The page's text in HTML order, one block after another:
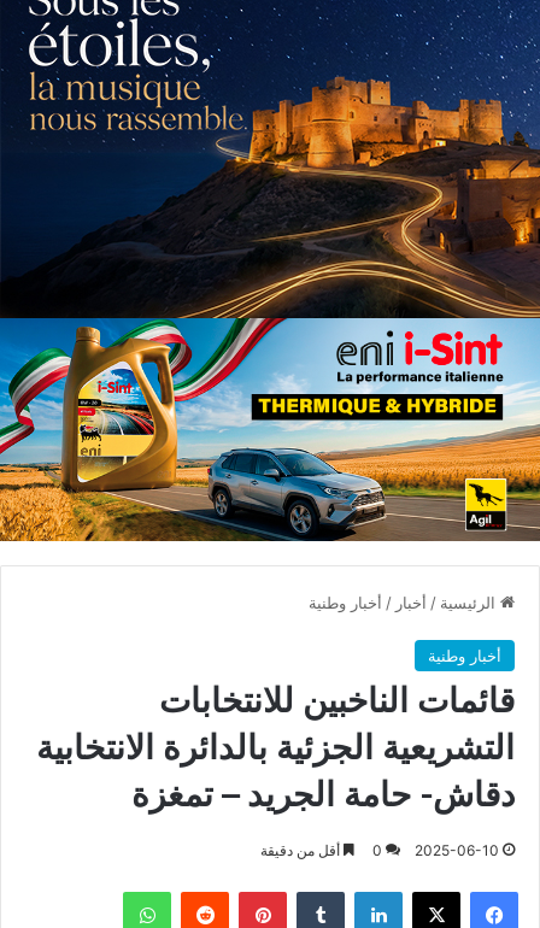
الرئيسية / أخبار / أخبار وطنية
أخبار وطنية
قائمات الناخبين للانتخابات
التشريعية الجزئية بالدائرة الانتخابية
دقاش- حامة الجريد – تمغزة
2025-06-10
0 أقل من دقيقة
فيسبوك X لينكدإن بينتيريست واتساب